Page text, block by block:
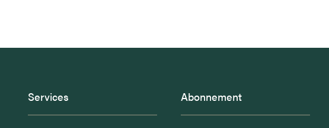
Services Abonnement